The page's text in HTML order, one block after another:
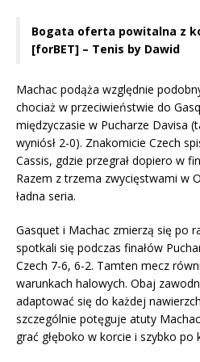
Bogata oferta powitalna z
[forBET] – Tenis by Dawid
Machac podąża względnie
chociaż w przeciwieństwie do
międzyczasie w Pucharze Davisa
wyniósł 2-0). Znakomicie Czech
Cassis, gdzie przegrał dopiero w
Razem z trzema zwycięstwami w
ładna seria.
Gasquet i Machac zmierzą się po
spotkali się podczas finałów
Czech 7-6, 6-2. Tamten mecz
warunkach halowych. Obaj
adaptować się do każdej
szczególnie potęguje atuty
grać głęboko w korcie i szybko po